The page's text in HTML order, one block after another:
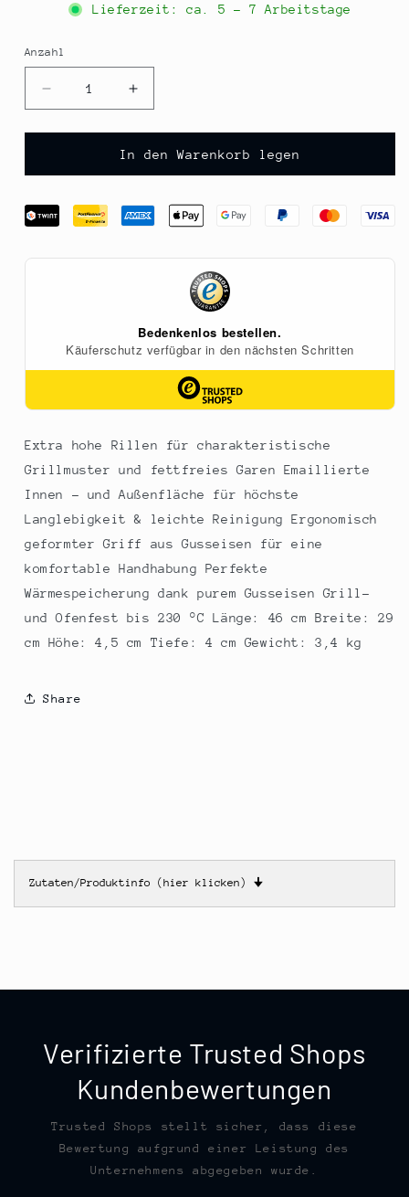
Lieferzeit: ca. 5 - 7 Arbeitstage
Anzahl
Anzahl
Verringere
die
Menge
Olavson
Petrol,
Gusseisen,
Erhöhe
die
Menge
für
Olavson
Petrol,
Gusseisen,
Herdarten,
1
In den Warenkorb legen
Extra hohe Rillen für charakteristische
Grillmuster und fettfreies Garen Emaillierte
Innen - und Außenfläche für höchste
Langlebigkeit & leichte Reinigung Ergonomisch
geformter Griff aus Gusseisen für eine
komfortable Handhabung Perfekte
Wärmespeicherung dank purem Gusseisen Grill-
und Ofenfest bis 230 °C Länge: 46 cm Breite: 29
cm Höhe: 4,5 cm Tiefe: 4 cm Gewicht: 3,4 kg
Share
Zutaten/Produktinfo (hier klicken) 🠋
Verifizierte Trusted Shops
Kundenbewertungen
Trusted Shops stellt sicher, dass diese
Bewertung aufgrund einer Leistung des
Unternehmens abgegeben wurde.